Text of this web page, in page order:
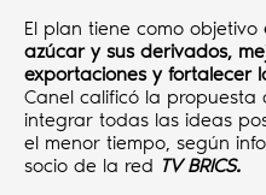
El plan tiene como objetivo
azúcar y sus derivados,
exportaciones y fortalecer
Canel calificó la
integrar todas las ideas
el menor tiempo, según
socio de la red TV BRICS.